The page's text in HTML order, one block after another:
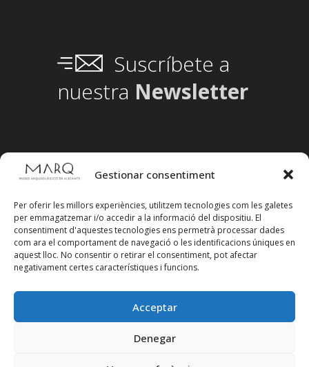
Gestionar consentiment
Per oferir les millors experiències, utilitzem tecnologies com les galetes
per emmagatzemar i/o accedir a la informació del dispositiu. El
consentiment d'aquestes tecnologies ens permetrà processar dades
com ara el comportament de navegació o les identificacions úniques en
aquest lloc. No consentir o retirar el consentiment, pot afectar
negativament certes característiques i funcions.
Acceptar
Denegar
Suscríbete a
nuestra Newsletter
Segueix-nos en xarxes socials